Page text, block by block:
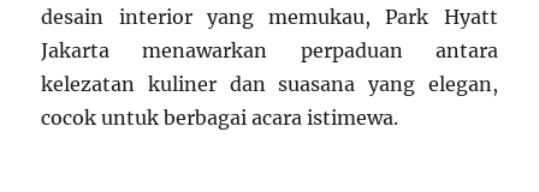
desain interior yang memukau, Park Hyatt
Jakarta menawarkan perpaduan antara
kelezatan kuliner dan suasana yang elegan,
cocok untuk berbagai acara istimewa.